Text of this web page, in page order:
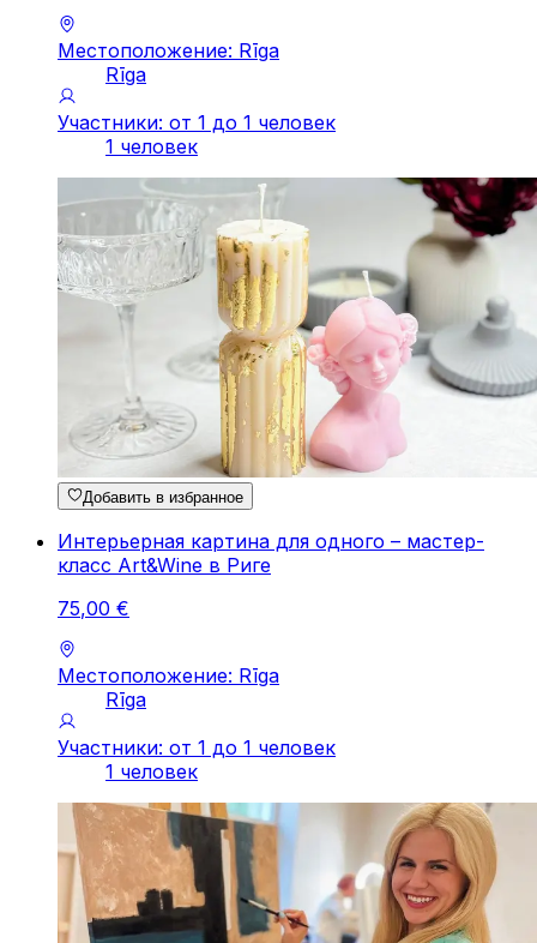
Местоположение: Rīga
Rīga
Участники: от 1 до 1 человек
1 человек
Добавить в избранное
Интерьерная картина для одного – мастер-
класс Art&Wine в Риге
75,00 €
Местоположение: Rīga
Rīga
Участники: от 1 до 1 человек
1 человек